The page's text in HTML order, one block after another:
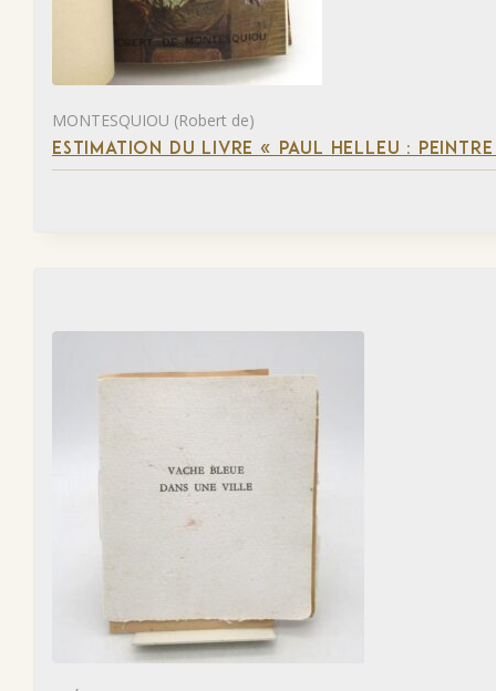
MONTESQUIOU (Robert de)
ESTIMATION DU LIVRE « PAUL HELLEU :